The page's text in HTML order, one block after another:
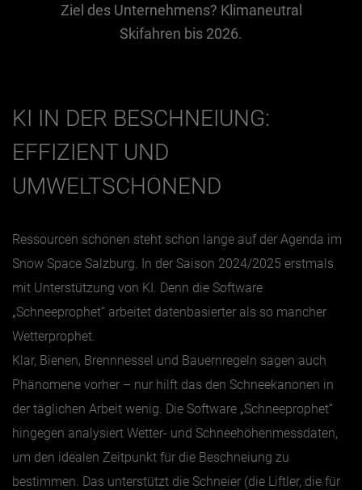
BEITRÄGE NACH MONAT
März
April
Mai
Juli
August
September
Oktober
November
Dezember
Ziel des Unternehmens? Klimaneutral
Skifahren bis 2026.
KI IN DER BESCHNEIUNG:
EFFIZIENT UND
UMWELTSCHONEND
Ressourcen schonen steht schon lange auf der Agenda im
Snow Space Salzburg. In der Saison 2024/2025 erstmals
mit Unterstützung von KI. Denn die Software
„Schneeprophet“ arbeitet datenbasierter als so mancher
Wetterprophet.
Klar, Bienen, Brennnessel und Bauernregeln sagen auch
Phänomene vorher – nur hilft das den Schneekanonen in
der täglichen Arbeit wenig. Die Software „Schneeprophet“
hingegen analysiert Wetter- und Schneehöhenmessdaten,
um den idealen Zeitpunkt für die Beschneiung zu
bestimmen. Das unterstützt die Schneier (die Liftler, die für